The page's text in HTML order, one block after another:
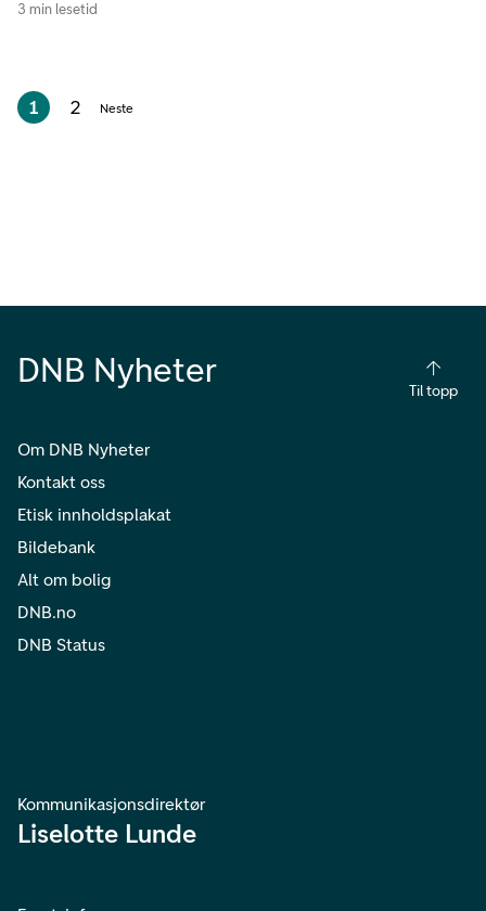
3 min lesetid
1 2 Neste
DNB Nyheter
Til topp
Om DNB Nyheter
Kontakt oss
Etisk innholdsplakat
Bildebank
Alt om bolig
DNB.no
DNB Status
Kommunikasjonsdirektør
Liselotte Lunde